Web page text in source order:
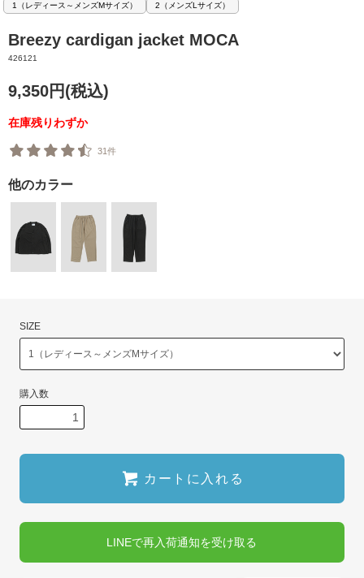
1（レディース～メンズMサイズ） 2（メンズLサイズ）
Breezy cardigan jacket MOCA
426121
9,350円(税込)
在庫残りわずか
31件
他のカラー
SIZE
購入数
カートに入れる
LINEで再入荷通知を受け取る